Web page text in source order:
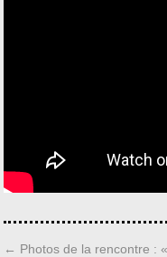
← Photos de la rencontre :